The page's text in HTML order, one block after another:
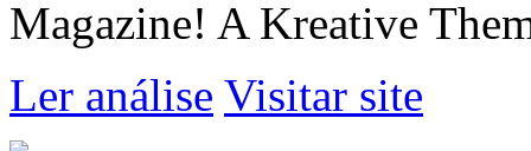
Magazine! A Kreative
Ler análise Visitar site